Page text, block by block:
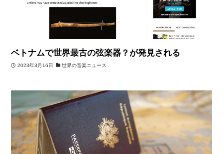
ベトナムで世界最古の弦楽器？が発見される
2023年3月16日 世界の音楽ニュース